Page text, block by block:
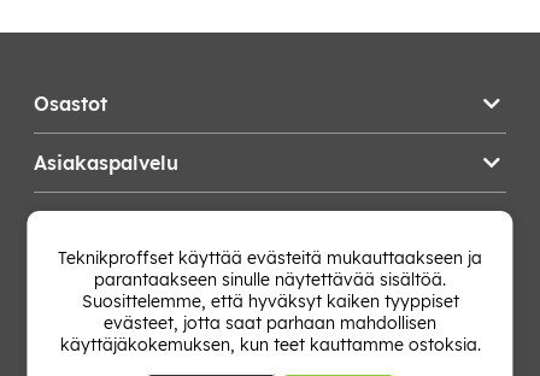
Osastot
Asiakaspalvelu
Vaihda Maa
Teknikproffset käyttää evästeitä mukauttaakseen ja
parantaakseen sinulle näytettävää sisältöä.
Suosittelemme, että hyväksyt kaiken tyyppiset
evästeet, jotta saat parhaan mahdollisen
käyttäjäkokemuksen, kun teet kauttamme ostoksia.